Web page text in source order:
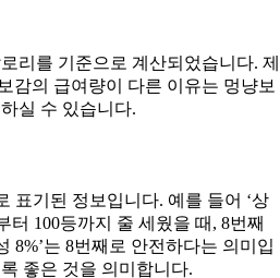
리를 기준으로 계산되었습니다. 제
감의 급여량이 다른 이유는 멍냥보
실 수 있습니다.
표기된 정보입니다. 예를 들어 ‘상
터 100등까지 줄 세웠을 때, 8번째
8%’는 8번째로 안전하다는 의미입
좋은 것을 의미합니다.